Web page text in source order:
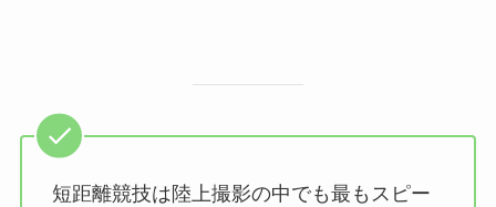
短距離競技は陸上撮影の中でも最もスピー